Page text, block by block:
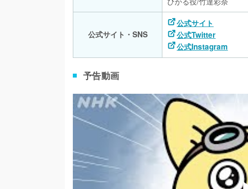
公式サイト・SNS
公式サイト
公式Twitter
公式Instagram
予告動画